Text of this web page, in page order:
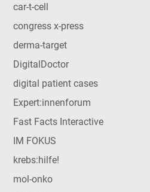
car-t-cell
congress x-press
derma-target
DigitalDoctor
digital patient cases
Expert:innenforum
Fast Facts Interactive
IM FOKUS
krebs:hilfe!
mol-onko